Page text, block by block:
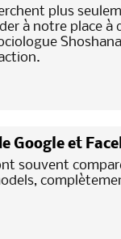
plus
à notre place
Google et
souvent